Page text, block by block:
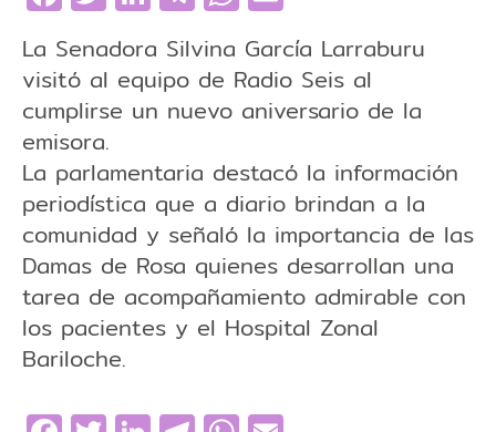
La Senadora Silvina García Larraburu
visitó al equipo de Radio Seis al
cumplirse un nuevo aniversario de la
emisora.
La parlamentaria destacó la información
periodística que a diario brindan a la
comunidad y señaló la importancia de las
Damas de Rosa quienes desarrollan una
tarea de acompañamiento admirable con
los pacientes y el Hospital Zonal
Bariloche.